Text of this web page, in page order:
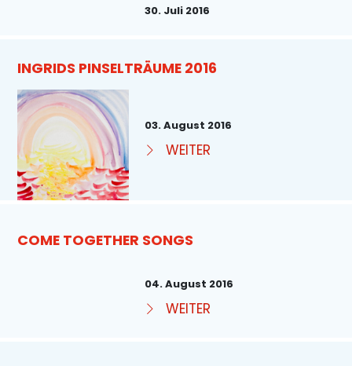
30. Juli 2016
INGRIDS PINSELTRÄUME 2016
03. August 2016
WEITER
COME TOGETHER SONGS
04. August 2016
WEITER